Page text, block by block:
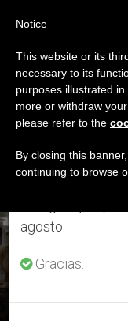
De
ÚLTIMAS
Aviso
Del 27 de julio
anual,
se generan
agosto.
Gracias.
Notice
This website or its
necessary to its
purposes illustrated
more or withdraw
please refer to the
By closing this
continuing to browse